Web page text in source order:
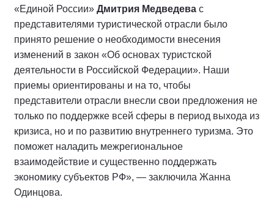
«Единой России» Дмитрия Медведева с
представителями туристической отрасли было
принято решение о необходимости внесения
изменений в закон «Об основах туристской
деятельности в Российской Федерации». Наши
приемы ориентированы и на то, чтобы
представители отрасли внесли свои предложения не
только по поддержке всей сферы в период выхода из
кризиса, но и по развитию внутреннего туризма. Это
поможет наладить межрегиональное
взаимодействие и существенно поддержать
экономику субъектов РФ», — заключила Жанна
Одинцова.